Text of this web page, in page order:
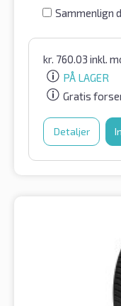
Sammenlign
kr. 760.03 inkl.
PÅ LAGER
Gratis
Detaljer